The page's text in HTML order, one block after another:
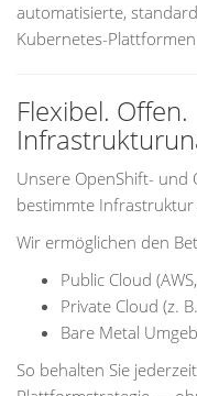
automatisierte,
Kubernetes-
Flexibel. Offen.
Unsere OpenShift- und
bestimmte
Wir ermöglichen den
Public Cloud
Private Cloud (z.
Bare Metal
So behalten Sie